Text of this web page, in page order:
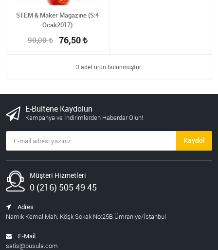
STEM & Maker Magazine (S:4
Ocak2017)
90,00 76,50
3 adet ürün bulunmuştur.
E-Bültene Kaydolun
Kampanya ve İndirimlerden Haberdar Olun!
Kaydol
Müşteri Hizmetleri
0 (216) 505 49 45
Adres
Namık Kemal Mah. Köşk Sokak No:25B Ümraniye/İstanbul
E-Mail
satis@pusula.com